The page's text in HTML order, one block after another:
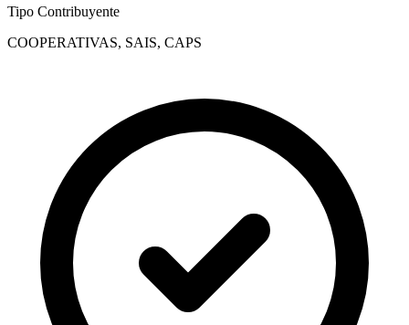
Tipo Contribuyente
COOPERATIVAS, SAIS, CAPS